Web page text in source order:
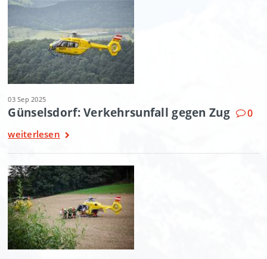
03 Sep 2025
Günselsdorf: Verkehrsunfall gegen Zug 0
weiterlesen